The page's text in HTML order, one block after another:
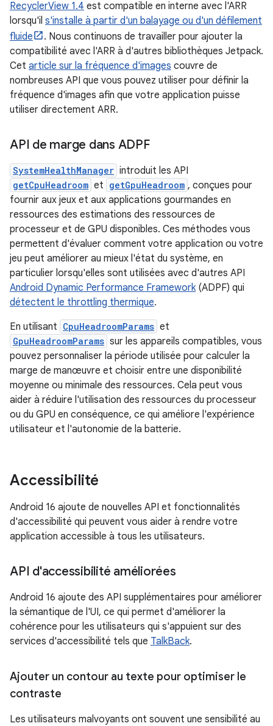
RecyclerView 1.4 est compatible en interne avec l'ARR
lorsqu'il s'installe à partir d'un balayage ou d'un défilement
fluide
. Nous continuons de travailler pour ajouter la
compatibilité avec l'ARR à d'autres bibliothèques Jetpack.
Cet article sur la fréquence d'images couvre de
nombreuses API que vous pouvez utiliser pour définir la
fréquence d'images afin que votre application puisse
utiliser directement ARR.
API de marge dans ADPF
SystemHealthManager introduit les API
getCpuHeadroom et getGpuHeadroom , conçues pour
fournir aux jeux et aux applications gourmandes en
ressources des estimations des ressources de
processeur et de GPU disponibles. Ces méthodes vous
permettent d'évaluer comment votre application ou votre
jeu peut améliorer au mieux l'état du système, en
particulier lorsqu'elles sont utilisées avec d'autres API
Android Dynamic Performance Framework(ADPF) qui
détectent le throttling thermique.
En utilisant CpuHeadroomParams et
GpuHeadroomParams sur les appareils compatibles, vous
pouvez personnaliser la période utilisée pour calculer la
marge de manœuvre et choisir entre une disponibilité
moyenne ou minimale des ressources. Cela peut vous
aider à réduire l'utilisation des ressources du processeur
ou du GPU en conséquence, ce qui améliore l'expérience
utilisateur et l'autonomie de la batterie.
Accessibilité
Android 16 ajoute de nouvelles API et fonctionnalités
d'accessibilité qui peuvent vous aider à rendre votre
application accessible à tous les utilisateurs.
API d'accessibilité améliorées
Android 16 ajoute des API supplémentaires pour améliorer
la sémantique de l'UI, ce qui permet d'améliorer la
cohérence pour les utilisateurs qui s'appuient sur des
services d'accessibilité tels que TalkBack.
Ajouter un contour au texte pour optimiser le
contraste
Les utilisateurs malvoyants ont souvent une sensibilité au